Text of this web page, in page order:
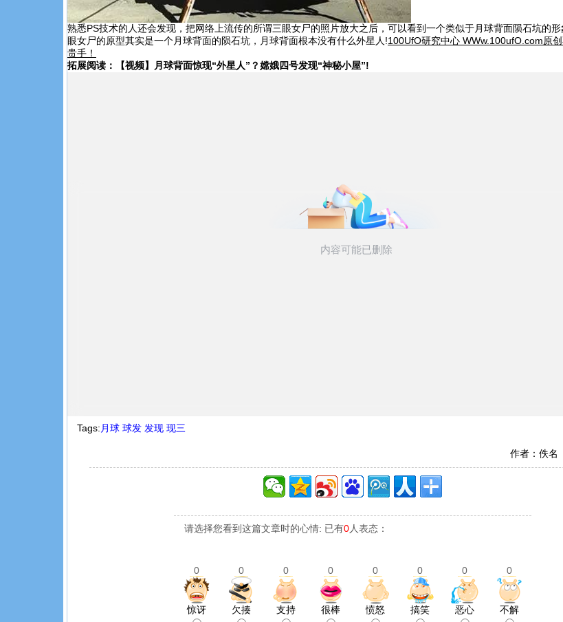
熟悉PS技术的人还会发现，把网络上流传的所谓三眼女尸的照片放大之后，可以看到一个类似于月球背面陨石坑的
眼女尸的原型其实是一个月球背面的陨石坑，月球背面根本没有什么外星人!100UfO研究中心 WWw.100ufO.com原
贵手！
拓展阅读：【视频】月球背面惊现“外星人”？嫦娥四号发现“神秘小屋”!
Tags: 月球 球发 发现 现三
作者：佚
请选择您看到这篇文章时的心情: 已有0人表态：
0 0 0 0 0 0 0 0
惊讶 欠揍 支持 很棒 愤怒 搞笑 恶心 不解